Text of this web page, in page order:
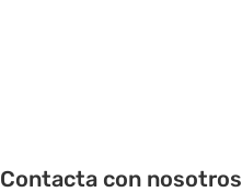
Contacta con nosotros